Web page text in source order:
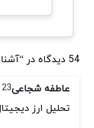
54 دیدگاه در “آشنایی با کیف پول سخت‌افزاری لجر بلو”
عاطفه شجاعی23 فروردین 1404 - 10:27
تحلیل ارز